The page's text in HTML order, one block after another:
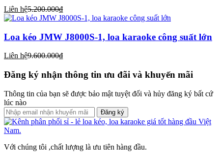
Liên hệ5.200.000₫
Loa kéo JMW J8000S-1, loa karaoke công suất lớn
Liên hệ9.600.000₫
Đăng ký nhận thông tin ưu đãi và khuyến mãi
Thông tin của bạn sẽ được bảo mật tuyệt đối và hủy đăng ký bất cứ
lúc nào
Đăng ký
Với chúng tôi ,chất lượng là ưu tiên hàng đầu.